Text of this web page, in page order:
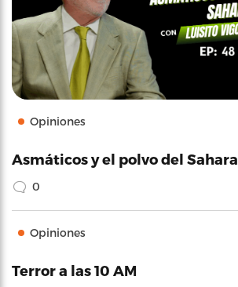
Opiniones
Asmáticos y el polvo del Sahara
0
Opiniones
Terror a las 10 AM